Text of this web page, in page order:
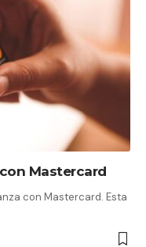
Mastercard
con Mastercard. Esta